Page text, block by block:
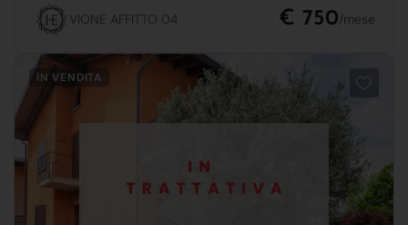
VIONE AFFITTO 04 € 750/mese
IN VENDITA